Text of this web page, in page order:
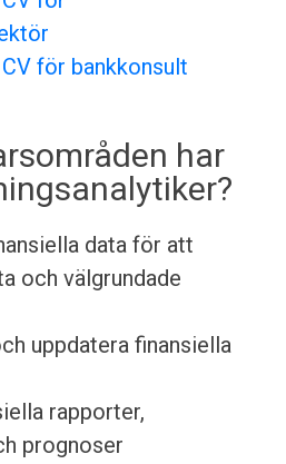
för bankkonsult
har
data för att
och välgrundade
uppdatera finansiella
rapporter,
prognoser